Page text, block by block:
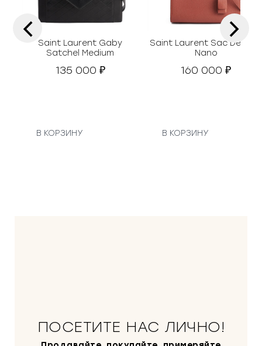
Saint Laurent Gaby
Satchel Medium
135 000 ₽
В КОРЗИНУ
Saint Laurent Sac De Jour
Nano
160 000₽
В КОРЗИНУ
‹ ›
ПОСЕТИТЕ НАС ЛИЧНО!